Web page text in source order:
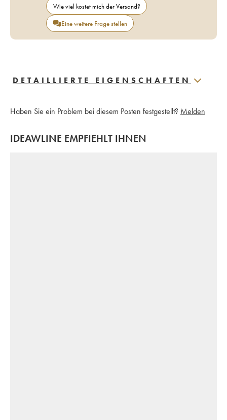
Wie viel kostet mich der Versand?
Eine weitere Frage stellen
DETAILLIERTE EIGENSCHAFTEN
Haben Sie ein Problem bei diesem Posten festgestellt? Melden
IDEAWLINE EMPFIEHLT IHNEN